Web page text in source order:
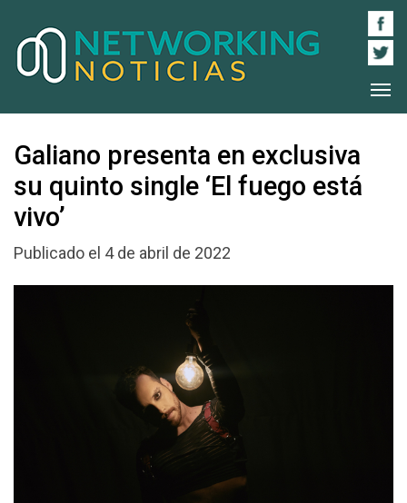
Galiano presenta en exclusiva
su quinto single ‘El fuego está
vivo’
Publicado el 4 de abril de 2022